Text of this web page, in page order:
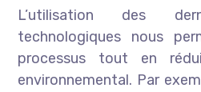
L’utilisation des
technologiques nous
processus tout en
environnemental. Par